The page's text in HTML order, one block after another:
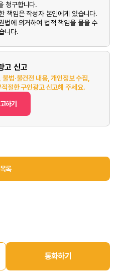
청구합니다.
책임은 작성자 본인에게 있습니다.
법에 의거하여 법적 책임을 물을 수
니다.
고 신고
법·불건전 내용, 개인정보 수집,
절한 구인광고 신고해 주세요.
하기
목록
통화하기
정보